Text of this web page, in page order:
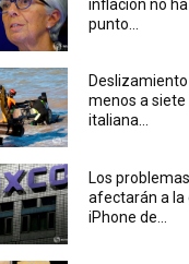
inflación no
punto...
menos a siete
italiana...
Los
afectarán a la
iPhone de...